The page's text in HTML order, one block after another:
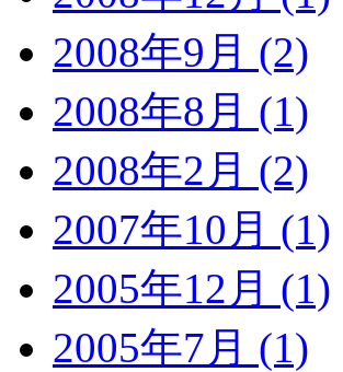
2008年9月 (2)
2008年8月 (1)
2008年2月 (2)
2007年10月 (1)
2005年12月 (1)
2005年7月 (1)